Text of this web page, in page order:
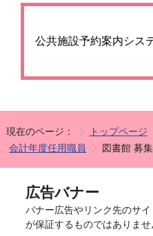
公共施設予約案内シス
現在のページ： トップページ
会計年度任用職員
図書館 募
広告バナー
バナー広告やリンク先のサ
が保証するものではありませ